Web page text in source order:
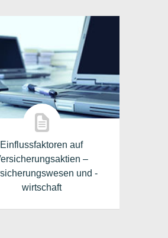
Einflussfaktoren auf
–
und -
wirtschaft